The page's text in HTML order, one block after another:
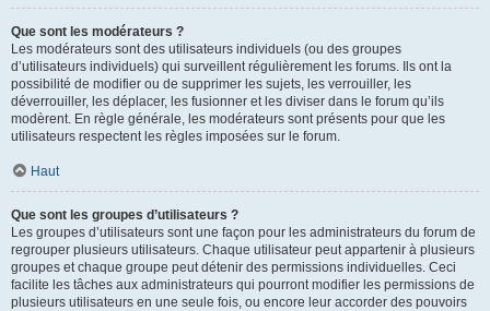
Que sont les modérateurs ?
Les modérateurs sont des utilisateurs individuels (ou des groupes
d’utilisateurs individuels) qui surveillent régulièrement les forums. Ils ont la
possibilité de modifier ou de supprimer les sujets, les verrouiller, les
déverrouiller, les déplacer, les fusionner et les diviser dans le forum qu’ils
modèrent. En règle générale, les modérateurs sont présents pour que les
utilisateurs respectent les règles imposées sur le forum.
Haut
Que sont les groupes d’utilisateurs ?
Les groupes d’utilisateurs sont une façon pour les administrateurs du forum de
regrouper plusieurs utilisateurs. Chaque utilisateur peut appartenir à plusieurs
groupes et chaque groupe peut détenir des permissions individuelles. Ceci
facilite les tâches aux administrateurs qui pourront modifier les permissions de
plusieurs utilisateurs en une seule fois, ou encore leur accorder des pouvoirs